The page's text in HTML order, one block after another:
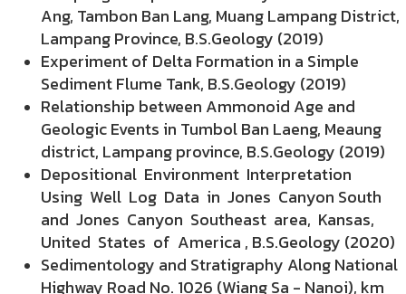
Ang, Tambon Ban Lang, Muang Lampang District,
Lampang Province, B.S.Geology (2019)
Experiment of Delta Formation in a Simple
Sediment Flume Tank, B.S.Geology (2019)
Relationship between Ammonoid Age and
Geologic Events in Tumbol Ban Laeng, Meaung
district, Lampang province, B.S.Geology (2019)
Depositional Environment Interpretation
Using Well Log Data in Jones Canyon South
and Jones Canyon Southeast area, Kansas,
United States of America , B.S.Geology (2020)
Sedimentology and Stratigraphy Along National
Highway Road No. 1026 (Wiang Sa - Nanoi), km